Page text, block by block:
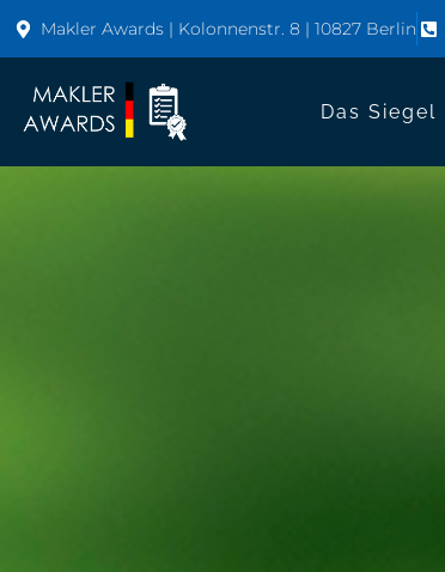
Makler Awards | Kolonnenstr. 8 | 10827 Berlin
Das Siegel